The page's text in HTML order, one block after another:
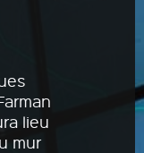
lieu
mur